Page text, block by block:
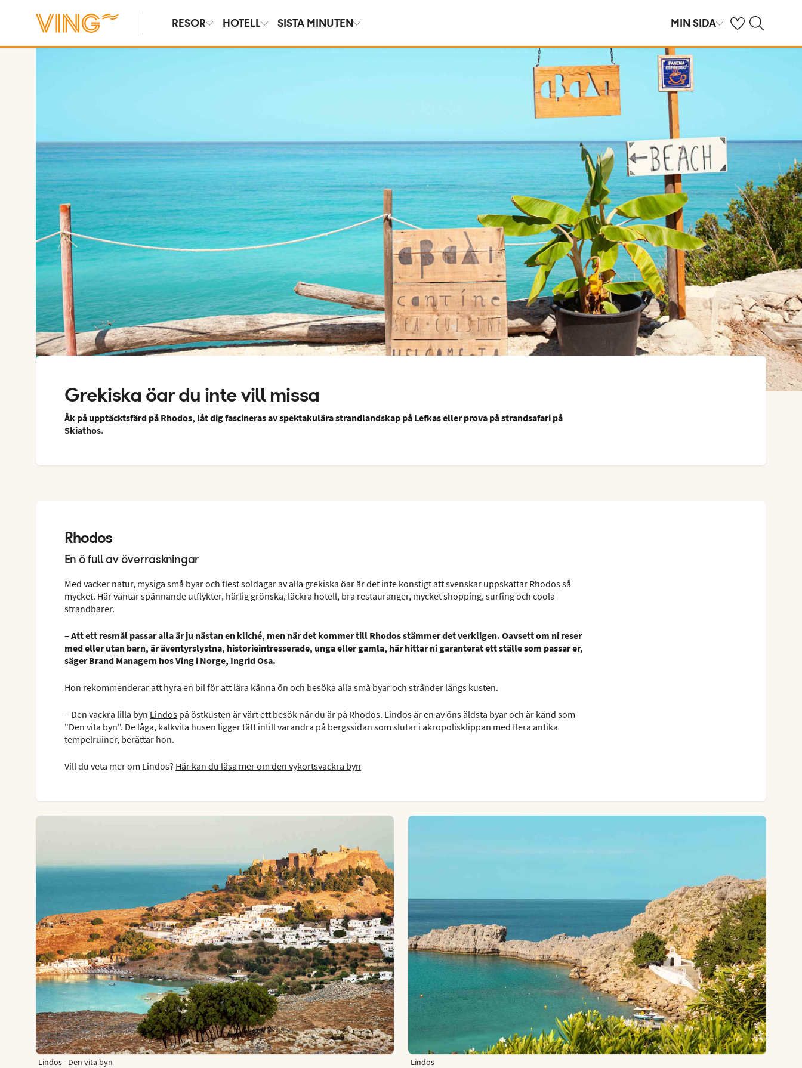
RESOR HOTELL SISTA MINUTEN MIN SIDA Se dina sparade
Sök på ving.se
Grekiska öar du inte vill missa
Åk på upptäcktsfärd på Rhodos, låt dig fascineras av spektakulära strandlandskap på Lefkas eller prova på strandsafari på
Skiathos.
Rhodos
En ö full av överraskningar
Med vacker natur, mysiga små byar och flest soldagar av alla grekiska öar är det inte konstigt att svenskar uppskattar Rhodosså
mycket. Här väntar spännande utflykter, härlig grönska, läckra hotell, bra restauranger, mycket shopping, surfing och coola
strandbarer.
– Att ett resmål passar alla är ju nästan en kliché, men när det kommer till Rhodos stämmer det verkligen. Oavsett om ni reser
med eller utan barn, är äventyrslystna, historieintresserade, unga eller gamla, här hittar ni garanterat ett ställe som passar er,
säger Brand Managern hos Ving i Norge, Ingrid Osa.
Hon rekommenderar att hyra en bil för att lära känna ön och besöka alla små byar och stränder längs kusten.
– Den vackra lilla byn Lindos på östkusten är värt ett besök när du är på Rhodos. Lindos är en av öns äldsta byar och är känd som
"Den vita byn". De låga, kalkvita husen ligger tätt intill varandra på bergssidan som slutar i akropolisklippan med flera antika
tempelruiner, berättar hon.
Vill du veta mer om Lindos? Här kan du läsa mer om den vykortsvackra byn
Lindos - Den vita byn Lindos